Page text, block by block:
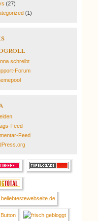
(27)
(1)
schreibt
Forum
Feed
Feed